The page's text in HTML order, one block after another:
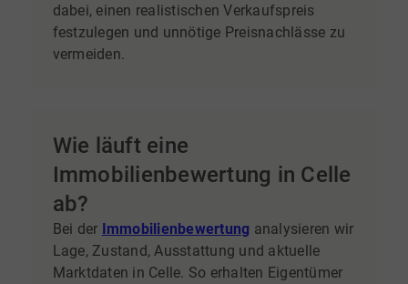
dabei, einen realistischen Verkaufspreis
festzulegen und unnötige Preisnachlässe zu
vermeiden.
Wie läuft eine
Immobilienbewertung in Celle
ab?
Bei der Immobilienbewertung analysieren wir
Lage, Zustand, Ausstattung und aktuelle
Marktdaten in Celle. So erhalten Eigentümer